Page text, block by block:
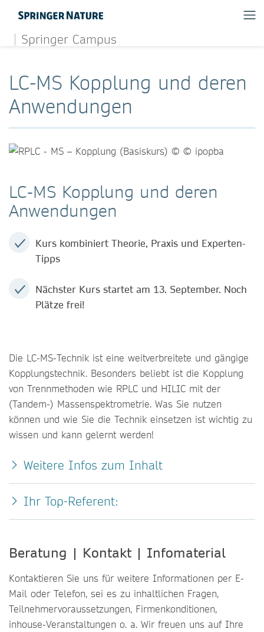
Springer Campus
LC-MS Kopplung und deren
Anwendungen
LC-MS Kopplung und deren
Anwendungen
Kurs kombiniert Theorie, Praxis und Experten-
Tipps
Nächster Kurs startet am 13. September. Noch
Plätze frei!
Die LC-MS-Technik ist eine weitverbreitete und gängige
Kopplungstechnik. Besonders beliebt ist die Kopplung
von Trennmethoden wie RPLC und HILIC mit der
(Tandem-) Massenspektrometrie. Was Sie nutzen
können und wie Sie die Technik einsetzen ist wichtig zu
wissen und kann gelernt werden!
Weitere Infos zum Inhalt
Ihr Top-Referent:
Beratung | Kontakt | Infomaterial
Kontaktieren Sie uns für weitere Informationen per E-
Mail oder Telefon, sei es zu inhaltlichen Fragen,
Teilnehmervoraussetzungen, Firmenkonditionen,
inhouse-Veranstaltungen o. a. Wir freuen uns auf Ihre